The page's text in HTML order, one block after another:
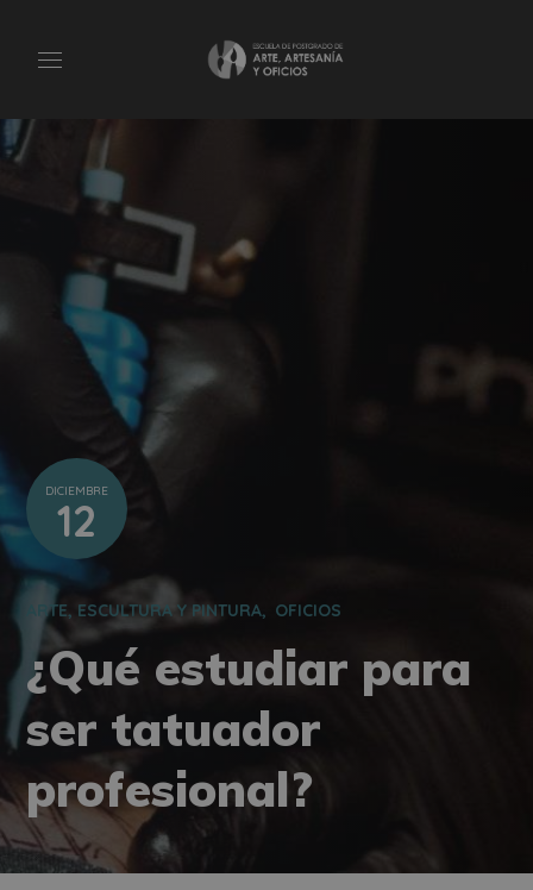
DICIEMBRE
12
ARTE, ESCULTURA Y PINTURA OFICIOS
¿Qué estudiar para
ser tatuador
profesional?